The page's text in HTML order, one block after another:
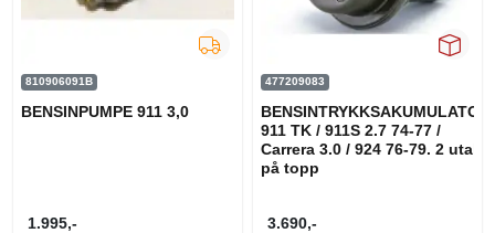
810906091B
BENSINPUMPE 911 3,0
1.995,-
477209083
BENSINTRYKKSAKUMULATOR
911 TK / 911S 2.7 74-77 /
Carrera 3.0 / 924 76-79. 2 utakk
på topp
3.690,-